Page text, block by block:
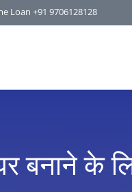
Loan +91 9706128128
बनाने के